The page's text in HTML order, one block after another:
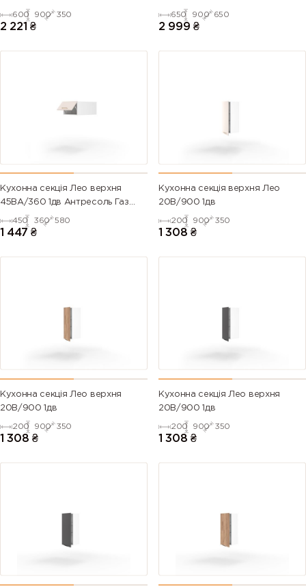
600 900 350
2 221 ₴
650 900 650
2 999 ₴
Кухонна секція Лео верхня
45ВА/360 1дв Антресоль Газ
Ліфт
450 360 580
1 447 ₴
Кухонна секція верхня Лео
20В/900 1дв
200 900 350
1 308 ₴
Кухонна секція Лео верхня
20В/900 1дв
200 900 350
1 308 ₴
Кухонна секція Лео верхня
20В/900 1дв
200 900 350
1 308 ₴